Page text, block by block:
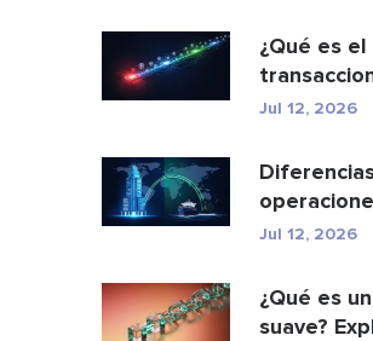
¿Qué es
cómo
Jul 12, 2026
en alta mar
Jul 12, 2026
¿Qué es
suave?